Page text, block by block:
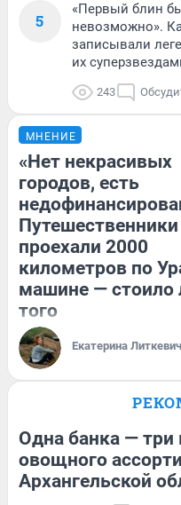
5
«Первый блин
невозможно».
записывали
их
243
МНЕНИЕ
«Нет некрасивых
городов, есть
Путешественники
проехали 2000
километров по
машине — стоило
того
Екатерина Литкевич
Одна банка — три
овощного
Архангельской